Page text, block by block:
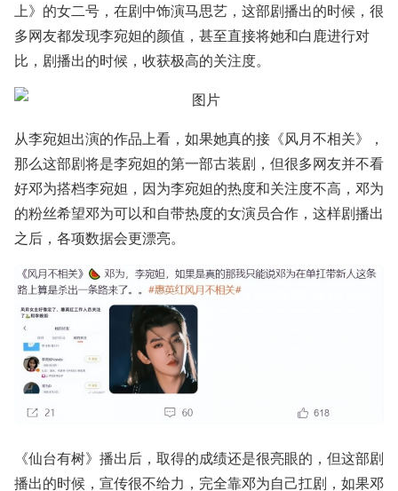
上》的女二号，在剧中饰演马思艺，这部剧播出的时候，很
多网友都发现李宛妲的颜值，甚至直接将她和白鹿进行对
比，剧播出的时候，收获极高的关注度。
从李宛妲出演的作品上看，如果她真的接《风月不相关》，
那么这部剧将是李宛妲的第一部古装剧，但很多网友并不看
好邓为搭档李宛妲，因为李宛妲的热度和关注度不高，邓为
的粉丝希望邓为可以和自带热度的女演员合作，这样剧播出
之后，各项数据会更漂亮。
《仙台有树》播出后，取得的成绩还是很亮眼的，但这部剧
播出的时候，宣传很不给力，完全靠邓为自己扛剧，如果邓